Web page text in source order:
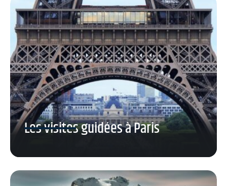
Les visites guidées à Paris